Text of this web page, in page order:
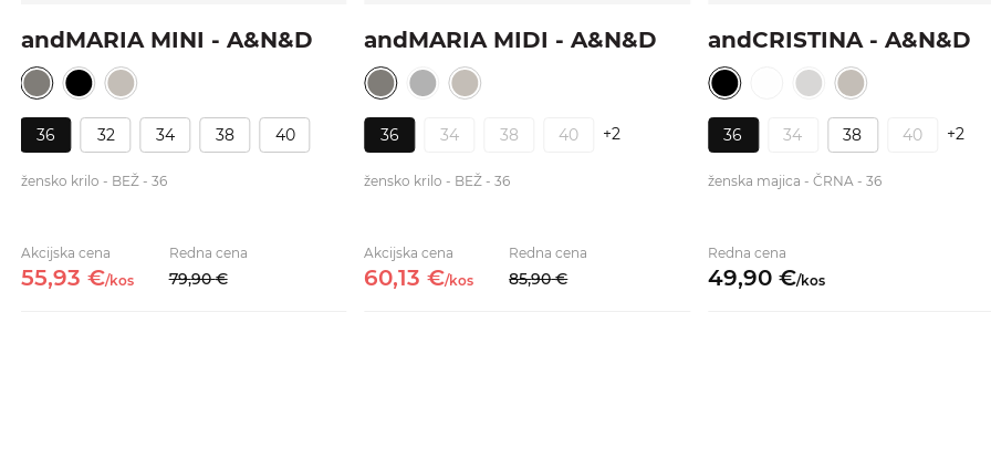
andMARIA MINI - A&N&D
36 32 34 38 40
žensko krilo - BEŽ - 36
Akcijska cena
55,93 €/kos
Redna cena
79,90 €
andMARIA MIDI - A&N&D
36 34 38 40 +2
žensko krilo - BEŽ - 36
Akcijska cena
60,13 €/kos
Redna cena
85,90 €
andCRISTINA - A&N&D
36 34 38 40 +2
ženska majica - ČRNA - 36
Redna cena
49,90 €/kos